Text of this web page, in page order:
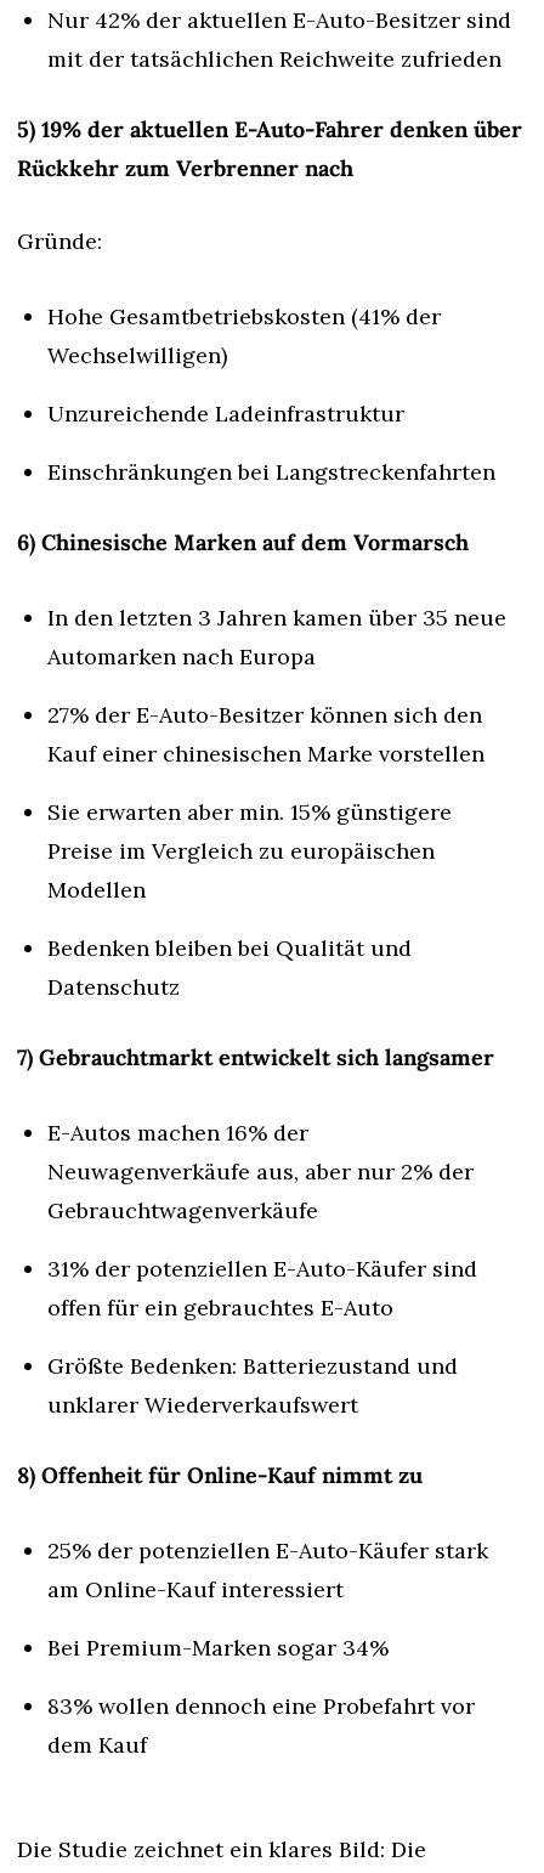
Nur 42% der aktuellen E-Auto-Besitzer sind
mit der tatsächlichen Reichweite zufrieden
5) 19% der aktuellen E-Auto-Fahrer denken über
Rückkehr zum Verbrenner nach
Gründe:
Hohe Gesamtbetriebskosten (41% der
Wechselwilligen)
Unzureichende Ladeinfrastruktur
Einschränkungen bei Langstreckenfahrten
6) Chinesische Marken auf dem Vormarsch
In den letzten 3 Jahren kamen über 35 neue
Automarken nach Europa
27% der E-Auto-Besitzer können sich den
Kauf einer chinesischen Marke vorstellen
Sie erwarten aber min. 15% günstigere
Preise im Vergleich zu europäischen
Modellen
Bedenken bleiben bei Qualität und
Datenschutz
7) Gebrauchtmarkt entwickelt sich langsamer
E-Autos machen 16% der
Neuwagenverkäufe aus, aber nur 2% der
Gebrauchtwagenverkäufe
31% der potenziellen E-Auto-Käufer sind
offen für ein gebrauchtes E-Auto
Größte Bedenken: Batteriezustand und
unklarer Wiederverkaufswert
8) Offenheit für Online-Kauf nimmt zu
25% der potenziellen E-Auto-Käufer stark
am Online-Kauf interessiert
Bei Premium-Marken sogar 34%
83% wollen dennoch eine Probefahrt vor
dem Kauf
Die Studie zeichnet ein klares Bild: Die